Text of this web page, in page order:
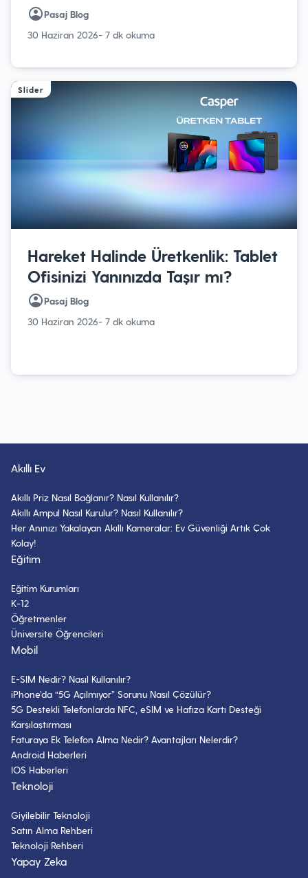
Pasaj Blog
30 Haziran 2026- 7 dk okuma
Slider
Hareket Halinde Üretkenlik: Tablet
Ofisinizi Yanınızda Taşır mı?
Pasaj Blog
30 Haziran 2026- 7 dk okuma
Akıllı Ev
Akıllı Priz Nasıl Bağlanır? Nasıl Kullanılır?
Akıllı Ampul Nasıl Kurulur? Nasıl Kullanılır?
Her Anınızı Yakalayan Akıllı Kameralar: Ev Güvenliği Artık Çok
Kolay!
Eğitim
Eğitim Kurumları
K-12
Öğretmenler
Üniversite Öğrencileri
Mobil
E-SIM Nedir? Nasıl Kullanılır?
iPhone’da “5G Açılmıyor” Sorunu Nasıl Çözülür?
5G Destekli Telefonlarda NFC, eSIM ve Hafıza Kartı Desteği
Karşılaştırması
Faturaya Ek Telefon Alma Nedir? Avantajları Nelerdir?
Android Haberleri
IOS Haberleri
Teknoloji
Giyilebilir Teknoloji
Satın Alma Rehberi
Teknoloji Rehberi
Yapay Zeka